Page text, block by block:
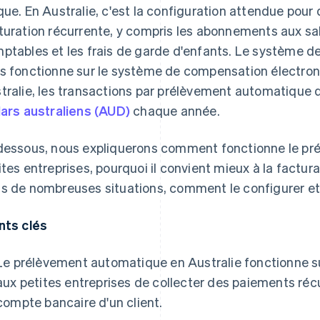
En Australie, c'est la configuration attendue pour
récurrente, y compris les abonnements aux
et les frais de garde d'enfants. Le système
fonctionne sur le système de compensation
les transactions par prélèvement automatique
australiens (AUD) chaque année.
nous expliquerons comment fonctionne le
entreprises, pourquoi il convient mieux à la
de nombreuses situations, comment le configurer
clés
prélèvement automatique en Australie fonctionne
petites entreprises de collecter des paiements
bancaire d'un client.